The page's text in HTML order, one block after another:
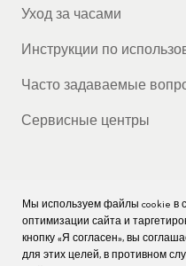
Уход за часами
Инструкции по
Часто задаваемые
Сервисные центры
КОМПАНИЯ
Вакансии
Мы используем файлы cookie в
оптимизации сайта и
кнопку «Я согласен», вы
для этих целей, в противном